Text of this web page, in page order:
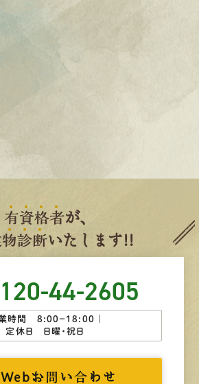
有資格者が、
物診断いたします!!
44-2605
時間 8:00−18:00 ｜
定休日 日曜・祝日
Web お問い合わせ